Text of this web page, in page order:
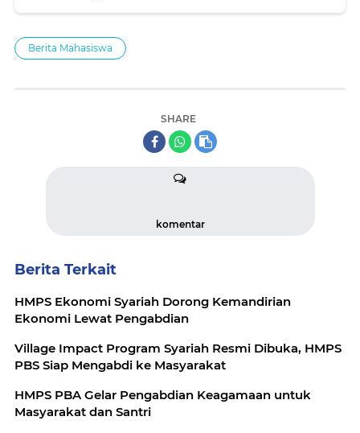
Berita Mahasiswa
SHARE
komentar
Berita Terkait
HMPS Ekonomi Syariah Dorong Kemandirian
Ekonomi Lewat Pengabdian
Village Impact Program Syariah Resmi Dibuka, HMPS
PBS Siap Mengabdi ke Masyarakat
HMPS PBA Gelar Pengabdian Keagamaan untuk
Masyarakat dan Santri